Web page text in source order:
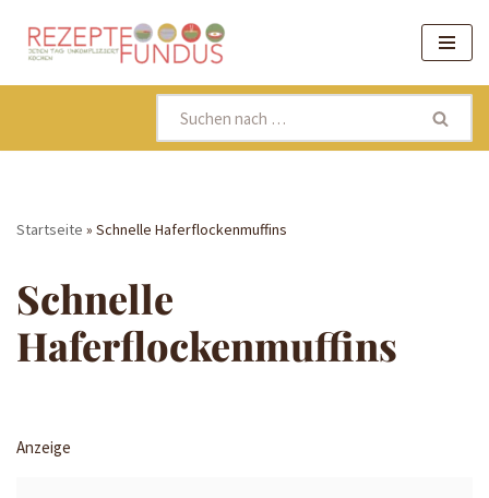
Zum
Inhalt
Startseite » Schnelle Haferflockenmuffins
Schnelle
Haferflockenmuffins
Anzeige